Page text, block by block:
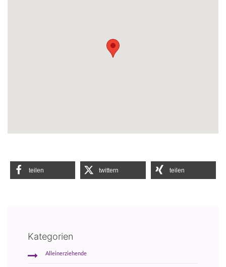
teilen twittern teilen
Kategorien
Alleinerziehende